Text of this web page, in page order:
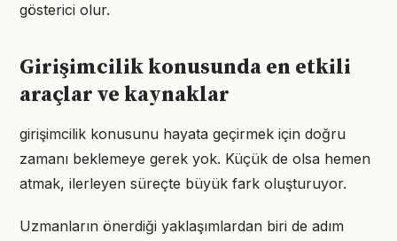
gösterici olur.
Girişimcilik konusunda en etkili
araçlar ve kaynaklar
girişimcilik konusunu hayata geçirmek için doğru
zamanı beklemeye gerek yok. Küçük de olsa hemen
atmak, ilerleyen süreçte büyük fark oluşturuyor.
Uzmanların önerdiği yaklaşımlardan biri de adım